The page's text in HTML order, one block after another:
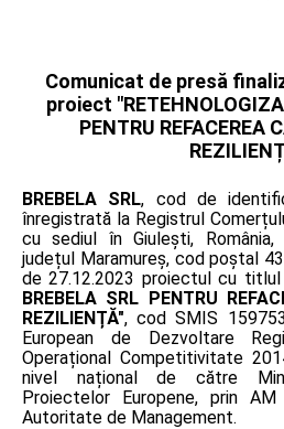
Comunicat de presă
proiect
PENTRU REFACEREA
BREBELA SRL, cod de
înregistrată la Registrul
cu sediul în Giulești, România,
județul Maramureș, cod poștal
de 27.12.2023 proiectul cu titlul
BREBELA SRL PENTRU
REZILIENȚĂ", cod SMIS
European de Dezvoltare
Operațional Competitivitate
nivel național de către
Proiectelor Europene, prin
Autoritate de Management.